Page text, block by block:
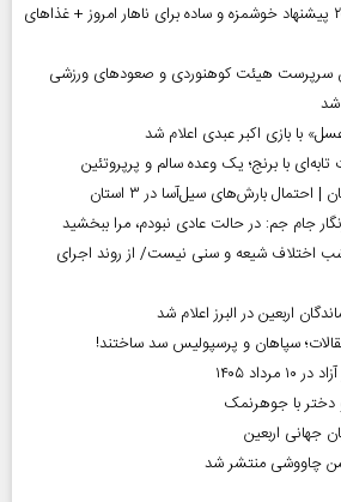
ناهار چی درست کنم؟ | ۲۰ پیشنهاد خوشمزه و ساده برای ناهار امروز + غذاهای
سرپرست هیئت کوهنوردی و صعودهای ورزشی
شد
با بازی اکبر عبدی اعلام شد
با برنج؛ یک وعده سالم و پرپروتئین
جام جم: در حالت عادی نبودم، مرا ببخشید
اختلاف شیعه و سنی نیست/ از روند اجرای
اربعین در البرز اعلام شد
سپاهان و پرسپولیس سد ساختند!
۱۴۰۵
دختر با جوهرنمک
جهانی اربعین
چاووشی منتشر شد